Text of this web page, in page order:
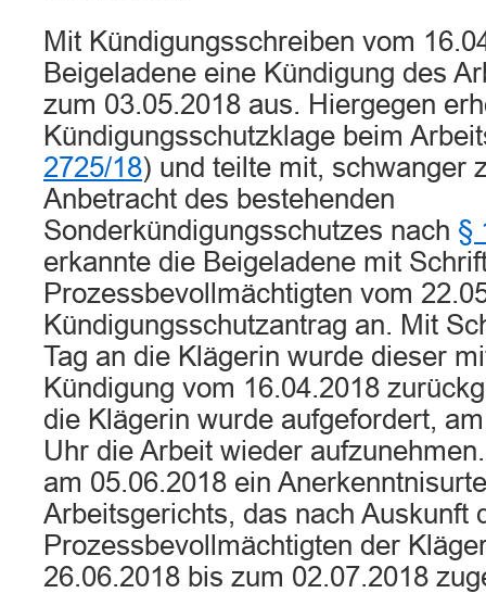
Mit Kündigungsschreiben vom
Beigeladene eine Kündigung des
zum 03.05.2018 aus. Hiergegen
Kündigungsschutzklage beim
2725/18) und teilte mit, schwanger
Anbetracht des bestehenden
Sonderkündigungsschutzes nach §
erkannte die Beigeladene mit
Prozessbevollmächtigten vom
Kündigungsschutzantrag an. Mit
Tag an die Klägerin wurde dieser
Kündigung vom 16.04.2018
die Klägerin wurde aufgefordert,
Uhr die Arbeit wieder
am 05.06.2018 ein
Arbeitsgerichts, das nach Auskunft
Prozessbevollmächtigten der
26.06.2018 bis zum 02.07.2018